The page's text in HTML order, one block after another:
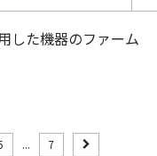
した機器のファーム
... 7